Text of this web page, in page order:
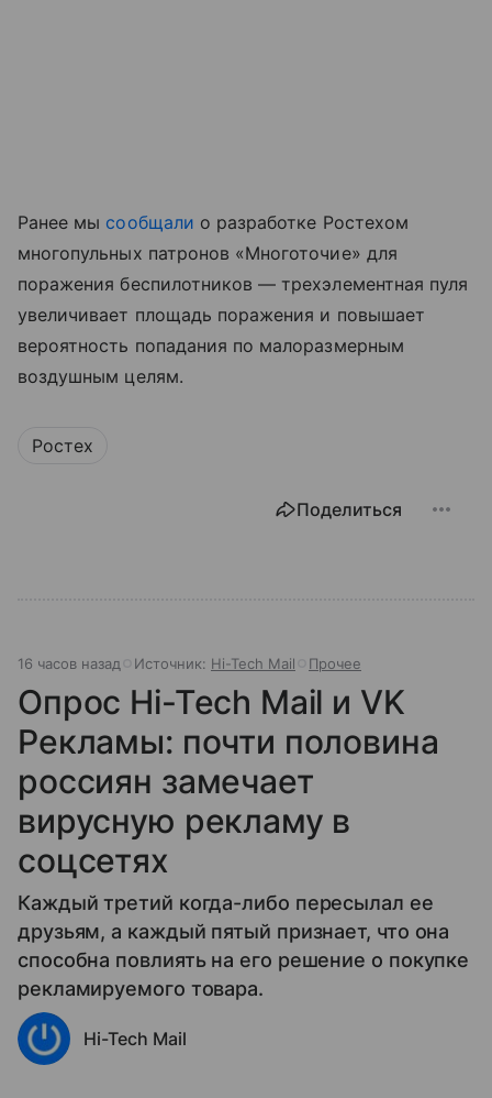
Ранее мы сообщали о разработке Ростехом
многопульных патронов «Многоточие» для
поражения беспилотников — трехэлементная пуля
увеличивает площадь поражения и повышает
вероятность попадания по малоразмерным
воздушным целям.
Ростех
Поделиться
16 часов назад Источник: Hi-Tech Mail Прочее
Опрос Hi-Tech Mail и VK
Рекламы: почти половина
россиян замечает
вирусную рекламу в
соцсетях
Каждый третий когда-либо пересылал ее
друзьям, а каждый пятый признает, что она
способна повлиять на его решение о покупке
рекламируемого товара.
Hi-Tech Mail